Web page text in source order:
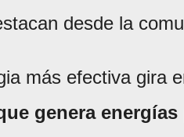
desde la
más efectiva gira
genera